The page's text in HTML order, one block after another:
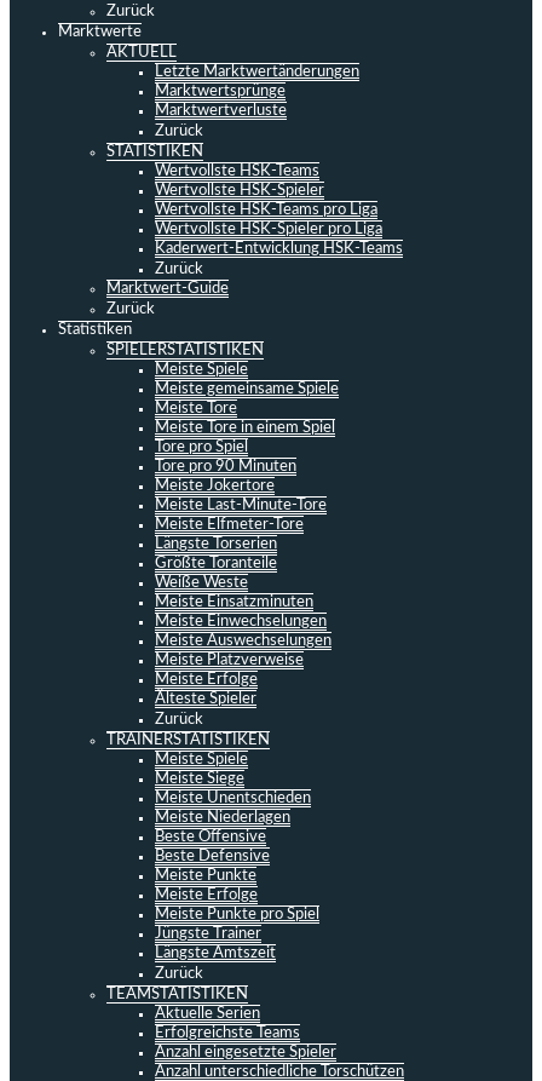
Zurück
Marktwerte
AKTUELL
Letzte Marktwertänderungen
Marktwertsprünge
Marktwertverluste
Zurück
STATISTIKEN
Wertvollste HSK-Teams
Wertvollste HSK-Spieler
Wertvollste HSK-Teams pro Liga
Wertvollste HSK-Spieler pro Liga
Kaderwert-Entwicklung HSK-Teams
Zurück
Marktwert-Guide
Zurück
Statistiken
SPIELERSTATISTIKEN
Meiste Spiele
Meiste gemeinsame Spiele
Meiste Tore
Meiste Tore in einem Spiel
Tore pro Spiel
Tore pro 90 Minuten
Meiste Jokertore
Meiste Last-Minute-Tore
Meiste Elfmeter-Tore
Längste Torserien
Größte Toranteile
Weiße Weste
Meiste Einsatzminuten
Meiste Einwechselungen
Meiste Auswechselungen
Meiste Platzverweise
Meiste Erfolge
Älteste Spieler
Zurück
TRAINERSTATISTIKEN
Meiste Spiele
Meiste Siege
Meiste Unentschieden
Meiste Niederlagen
Beste Offensive
Beste Defensive
Meiste Punkte
Meiste Erfolge
Meiste Punkte pro Spiel
Jüngste Trainer
Längste Amtszeit
Zurück
TEAMSTATISTIKEN
Aktuelle Serien
Erfolgreichste Teams
Anzahl eingesetzte Spieler
Anzahl unterschiedliche Torschützen